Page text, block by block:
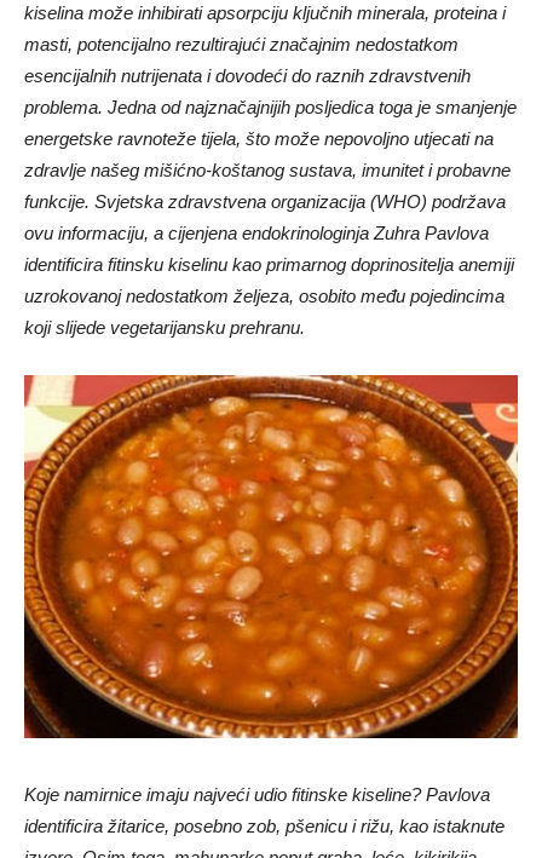
kiselina može inhibirati apsorpciju ključnih minerala, proteina i
masti, potencijalno rezultirajući značajnim nedostatkom
esencijalnih nutrijenata i dovodeći do raznih zdravstvenih
problema. Jedna od najznačajnijih posljedica toga je smanjenje
energetske ravnoteže tijela, što može nepovoljno utjecati na
zdravlje našeg mišićno-koštanog sustava, imunitet i probavne
funkcije. Svjetska zdravstvena organizacija (WHO) podržava
ovu informaciju, a cijenjena endokrinologinja Zuhra Pavlova
identificira fitinsku kiselinu kao primarnog doprinositelja anemiji
uzrokovanoj nedostatkom željeza, osobito među pojedincima
koji slijede vegetarijansku prehranu.
Koje namirnice imaju najveći udio fitinske kiseline? Pavlova
identificira žitarice, posebno zob, pšenicu i rižu, kao istaknute